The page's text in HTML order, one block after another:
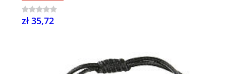
zł 35,72